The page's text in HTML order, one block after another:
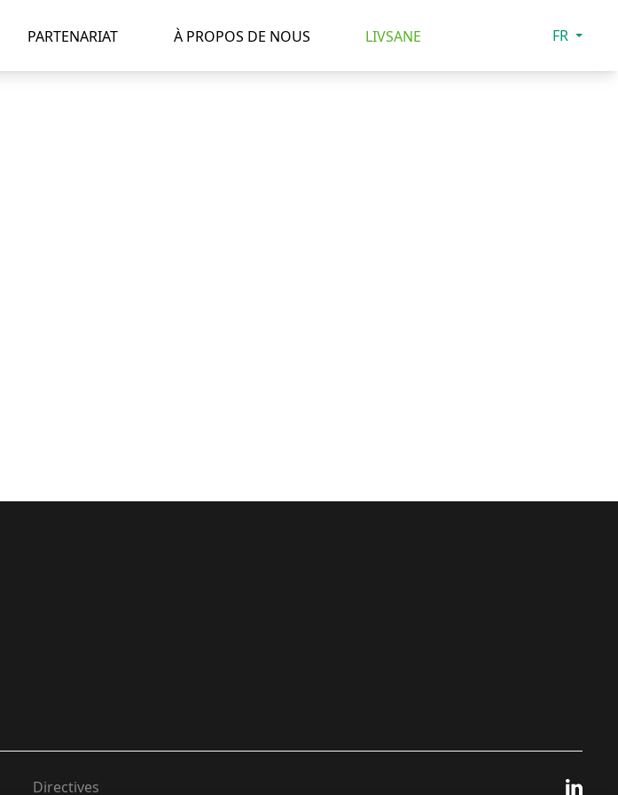
FR
PARTENARIAT À PROPOS DE NOUS LIVSANE
Directives